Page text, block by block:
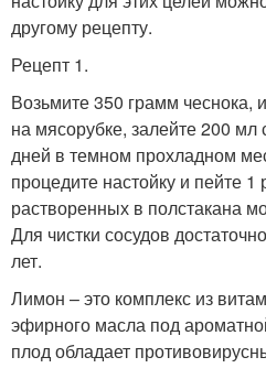
другому рецепту.
Рецепт 1.
Возьмите 350 грамм чеснока,
на мясорубке, залейте 200 мл
дней в темном прохладном
процедите настойку и пейте 1
растворенных в полстакана
Для чистки сосудов
лет.
Лимон – это комплекс из
эфирного масла под
плод обладает